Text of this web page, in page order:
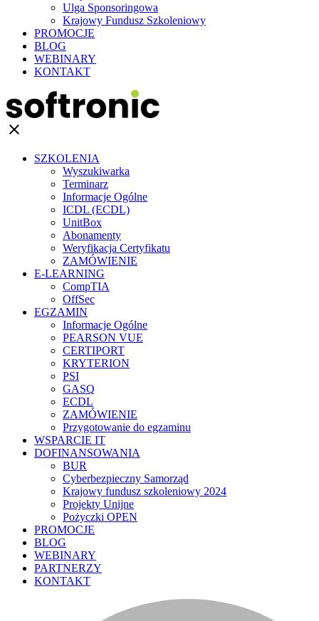
Ulga Sponsoringowa
Krajowy Fundusz Szkoleniowy
PROMOCJE
BLOG
WEBINARY
KONTAKT
clear
SZKOLENIA
Wyszukiwarka
Terminarz
Informacje Ogólne
ICDL (ECDL)
UnitBox
Abonamenty
Weryfikacja Certyfikatu
ZAMÓWIENIE
E-LEARNING
CompTIA
OffSec
EGZAMIN
Informacje Ogólne
PEARSON VUE
CERTIPORT
KRYTERION
PSI
GASQ
ECDL
ZAMÓWIENIE
Przygotowanie do egzaminu
WSPARCIE IT
DOFINANSOWANIA
BUR
Cyberbezpieczny Samorząd
Krajowy fundusz szkoleniowy 2024
Projekty Unijne
Pożyczki OPEN
PROMOCJE
BLOG
WEBINARY
PARTNERZY
KONTAKT